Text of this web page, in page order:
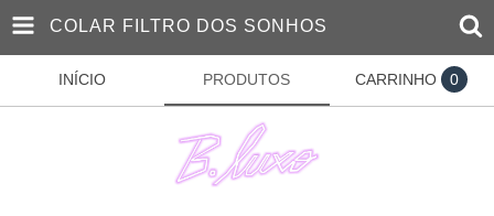
COLAR FILTRO DOS SONHOS
INÍCIO PRODUTOS CARRINHO 0